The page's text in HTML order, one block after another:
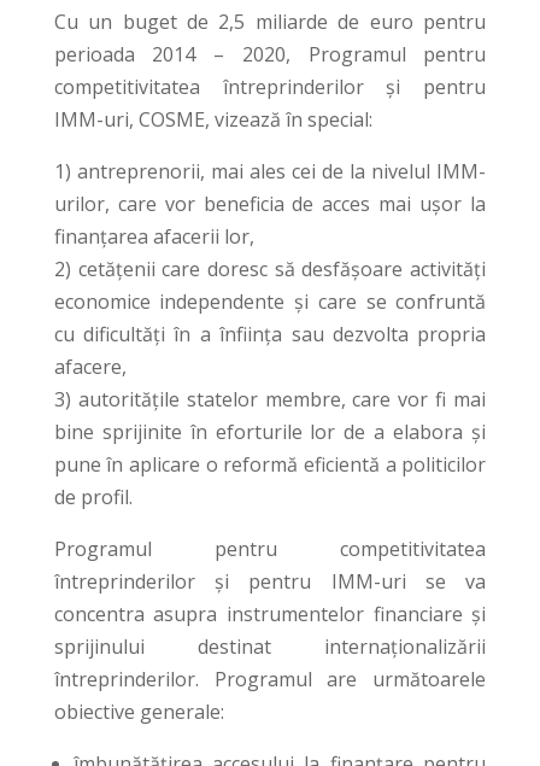
Cu un buget de 2,5 miliarde de euro pentru
perioada 2014 – 2020, Programul pentru
competitivitatea întreprinderilor și pentru
IMM-uri, COSME, vizează în special:
1) antreprenorii, mai ales cei de la nivelul IMM-
urilor, care vor beneficia de acces mai ușor la
finanțarea afacerii lor,
2) cetățenii care doresc să desfășoare activități
economice independente și care se confruntă
cu dificultăți în a înființa sau dezvolta propria
afacere,
3) autoritățile statelor membre, care vor fi mai
bine sprijinite în eforturile lor de a elabora și
pune în aplicare o reformă eficientă a politicilor
de profil.
Programul pentru competitivitatea
întreprinderilor și pentru IMM-uri se va
concentra asupra instrumentelor financiare și
sprijinului destinat internaționalizării
întreprinderilor. Programul are următoarele
obiective generale: